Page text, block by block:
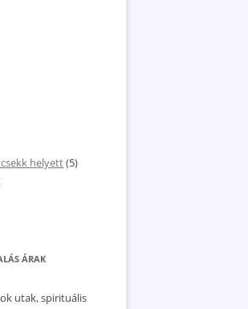
helyett(5)
ÁRAK
utak, spirituális